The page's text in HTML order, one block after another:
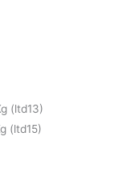
(ltd13)
(ltd15)